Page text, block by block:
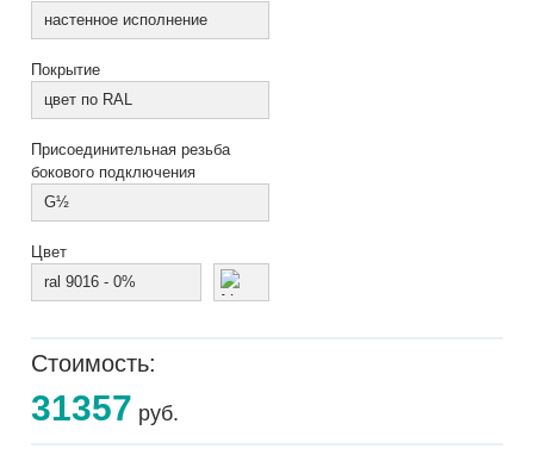
настенное исполнение
Покрытие
цвет по RAL
Присоединительная резьба
бокового подключения
G½
Цвет
ral 9016 - 0%
Стоимость:
31357 руб.